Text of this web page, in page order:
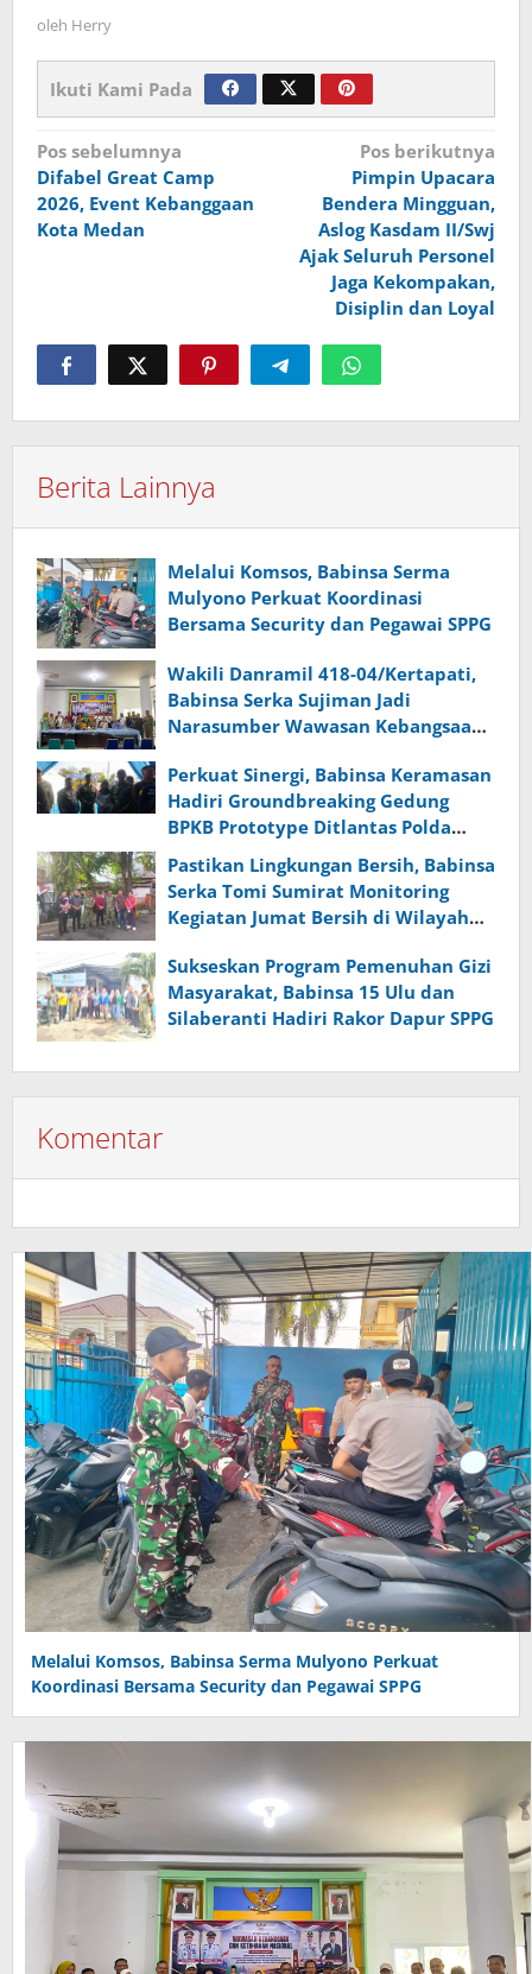
oleh Herry
Ikuti Kami Pada
Navigasi
pos
Pos sebelumnya
Difabel Great Camp
2026, Event Kebanggaan
Kota Medan
Pos berikutnya
Pimpin Upacara
Bendera Mingguan,
Aslog Kasdam II/Swj
Ajak Seluruh Personel
Jaga Kekompakan,
Disiplin dan Loyal
Berita Lainnya
Melalui Komsos, Babinsa Serma
Mulyono Perkuat Koordinasi
Bersama Security dan Pegawai SPPG
Wakili Danramil 418-04/Kertapati,
Babinsa Serka Sujiman Jadi
Narasumber Wawasan Kebangsaan
Perkuat Sinergi, Babinsa Keramasan
Hadiri Groundbreaking Gedung
BPKB Prototype Ditlantas Polda
Sumsel
Pastikan Lingkungan Bersih, Babinsa
Serka Tomi Sumirat Monitoring
Kegiatan Jumat Bersih di Wilayah
Sukseskan Program Pemenuhan Gizi
Masyarakat, Babinsa 15 Ulu dan
Silaberanti Hadiri Rakor Dapur SPPG
Komentar
Melalui Komsos, Babinsa Serma Mulyono Perkuat
Koordinasi Bersama Security dan Pegawai SPPG